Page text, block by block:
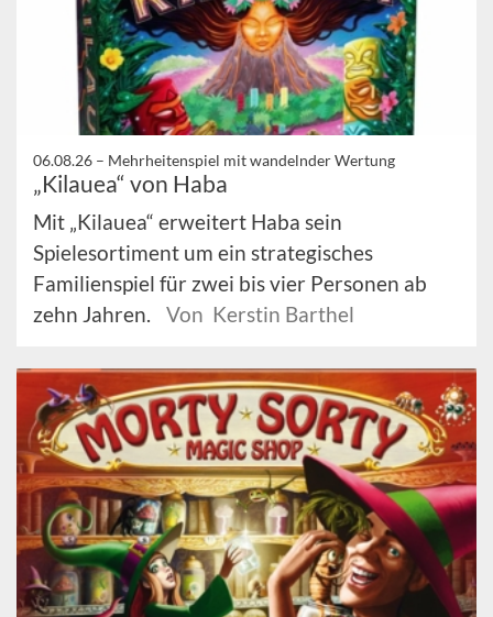
06.08.26 – Mehrheitenspiel mit wandelnder Wertung
„Kilauea“ von Haba
Mit „Kilauea“ erweitert Haba sein
Spielesortiment um ein strategisches
Familienspiel für zwei bis vier Personen ab
zehn Jahren.
Von Kerstin Barthel